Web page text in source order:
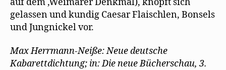
gelassen und kundig Caesar Flaischlen, Bonsels
und Jungnickel vor.
Max Herrmann-Neiße: Neue deutsche
Kabarettdichtung; in: Die neue Bücherschau, 3.